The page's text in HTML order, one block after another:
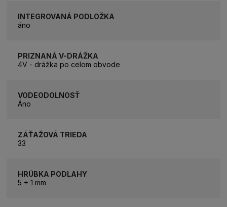
INTEGROVANÁ PODLOŽKA
áno
PRIZNANÁ V-DRÁŽKA
4V - drážka po celom obvode
VODEODOLNOSŤ
Áno
ZÁŤAŽOVÁ TRIEDA
33
HRÚBKA PODLAHY
5 + 1 mm